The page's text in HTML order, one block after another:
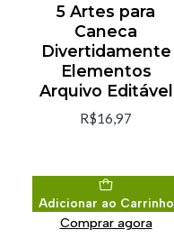
5 Artes para
Caneca
Divertidamente
Elementos
Arquivo Editável
R$16,97
Adicionar ao Carrinho
Comprar agora